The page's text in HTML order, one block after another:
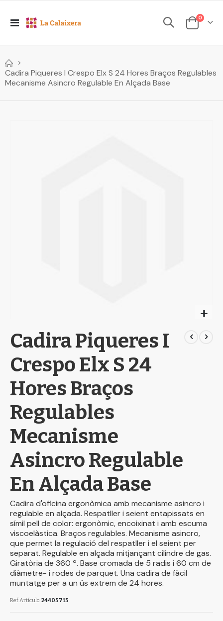
Toggle
Cesta
0elements
Cadira Piqueres I Crespo Elx S 24 Hores Braços Regulables
Mecanisme Asincro Regulable En Alçada Base
to
the
of
images
gallery
Cadira Piqueres I
Crespo Elx S 24
Hores Braços
Regulables
Mecanisme
Asincro Regulable
En Alçada Base
Cadira d'oficina ergonòmica amb mecanisme asincro i
regulable en alçada. Respatller i seient entapissats en
símil pell de color: ergonòmic, encoixinat i amb escuma
viscoelàstica. Braços regulables. Mecanisme asincro,
que permet la regulació del respatller i el seient per
separat. Regulable en alçada mitjançant cilindre de gas.
Giratòria de 360 º. Base cromada de 5 radis i 60 cm de
diàmetre- i rodes de parquet. Una cadira de fàcil
muntatge per a un ús extrem de 24 hores.
Ref.Artículo 24405715